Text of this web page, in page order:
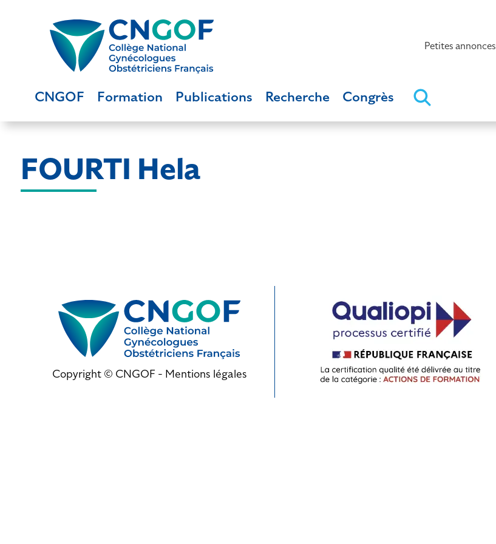
Petites annonces
CNGOF Formation Publications Recherche Congrès
FOURTI Hela
Copyright © CNGOF - Mentions légales